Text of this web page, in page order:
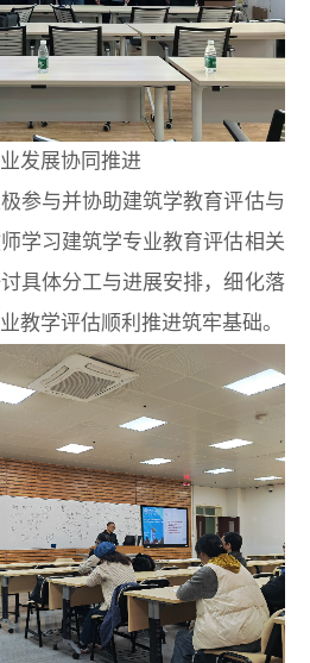
发展协同推进
参与并协助建筑学教育评估与
学习建筑学专业教育评估相关
具体分工与进展安排，细化落
教学评估顺利推进筑牢基础。